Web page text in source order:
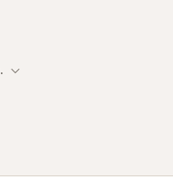
Cambiar de ciudad